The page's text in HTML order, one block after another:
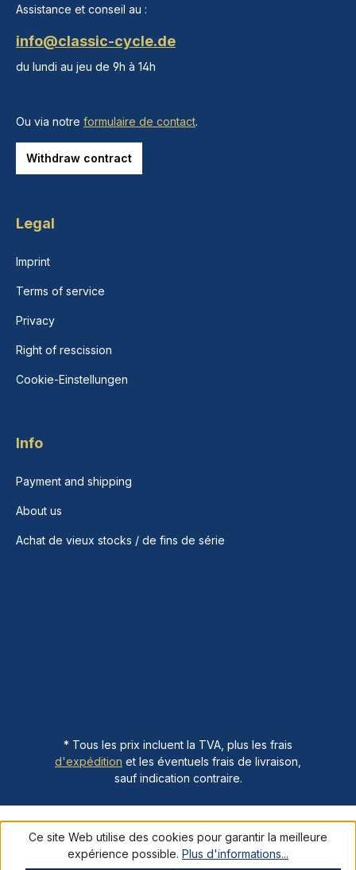
Assistance et conseil au :
info@classic-cycle.de
du lundi au jeu de 9h à 14h
Ou via notre formulaire de contact.
Withdraw contract
Legal
Imprint
Terms of service
Privacy
Right of rescission
Cookie-Einstellungen
Info
Payment and shipping
About us
Achat de vieux stocks / de fins de série
* Tous les prix incluent la TVA, plus les frais
d'expédition et les éventuels frais de livraison,
sauf indication contraire.
Ce site Web utilise des cookies pour garantir la meilleure
expérience possible. Plus d'informations...